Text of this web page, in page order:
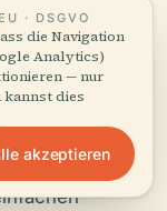
und das
Nähe, und
EU · DSGVO
die Navigation
Analytics)
— nur
kannst dies
akzeptieren